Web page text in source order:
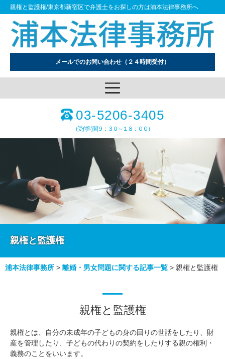
親権と監護権/東京都新宿区で弁護士をお探しの方は浦本法律事務所へ
メールでのお問い合わせ （２４時間受付）
03-5206-3405
（受付時間９：３０～１８：００）
親権と監護権
浦本法律事務所 > 離婚・男女問題に関する記事一覧 > 親権と監護権
親権と監護権
親権とは、自分の未成年の子どもの身の回りの世話をしたり、財
産を管理したり、子どもの代わりの契約をしたりする親の権利・
義務のことをいいます。